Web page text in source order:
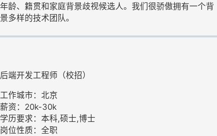
年龄、籍贯和家庭背景歧视候选人。我们很骄傲拥有一个背
景多样的技术团队。
后端开发工程师（校招）
工作城市：北京
薪资：20k-30k
学历要求：本科,硕士,博士
岗位性质：全职